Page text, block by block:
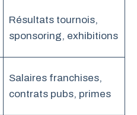
Résultats tournois,
sponsoring, exhibitions
Salaires franchises,
contrats pubs, primes